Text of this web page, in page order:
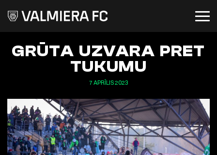
GRŪTA UZVARA PRET
TUKUMU
7 APRĪLIS 2023